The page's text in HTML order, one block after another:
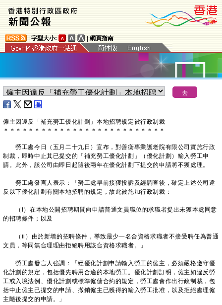
字型大小: 網頁指南
僱主因違反「補充勞工優化計劃」本地招聘規定被行政制裁
＊ ＊ ＊ ＊ ＊ ＊ ＊ ＊ ＊ ＊ ＊ ＊ ＊ ＊ ＊ ＊ ＊ ＊ ＊ ＊ ＊ ＊ ＊ ＊ ＊ ＊
勞工處今日（五月二十九日）宣布，對善衡專業護老院有限公司實施行政
制裁，即時中止其已提交的「補充勞工優化計劃」（優化計劃）輸入勞工申
請。此外，該公司由即日起隨後兩年在優化計劃下提交的申請將不獲處理。
勞工處發言人表示：「勞工處早前接獲投訴及經調查後，確定上述公司違
反以下優化計劃有關本地招聘的規定，故此被施加行政制裁：
（i）在本地公開招聘期間向申請普通文員職位的求職者提出未獲本處同意
的招聘條件；以及
（ii）由於新增的招聘條件，導致最少一名合資格求職者不接受聘任為普通
文員，等同無合理理由拒絕聘用該合資格求職者。」
勞工處發言人強調：「經優化計劃申請輸入勞工的僱主，必須嚴格遵守優
化計劃的規定，包括優先聘用合適的本地勞工。優化計劃訂明，僱主如違反勞
工或入境法例、優化計劃或標準僱傭合約的規定，勞工處會作出行政制裁，包
括中止僱主已提交的申請、撤銷僱主已獲得的輸入勞工批准，以及拒絕處理僱
主隨後提交的申請。」